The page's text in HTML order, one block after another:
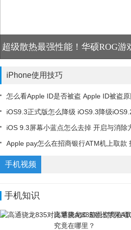
超级散热最强性能！华硕ROG游
iPhone使用技巧
怎么看Apple ID是否被盗 Apple ID被盗
iOS9.3正式版怎么降级 iOS9.3降级
iOS 9.3屏幕小蓝点怎么去掉 开启与消除
Apple pay怎么在招商银行ATM机上取款
Apple Pay取款流程
手机视频
手机知识
高通骁龙835对比苹果
究竟在哪里？